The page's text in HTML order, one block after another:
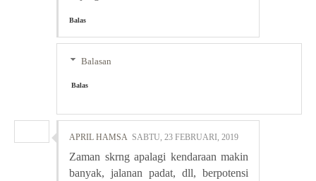
Balas
Balasan
Balas
APRIL HAMSA SABTU, 23 FEBRUARI, 2019
Zaman skrng apalagi kendaraan makin
banyak, jalanan padat, dll, berpotensi